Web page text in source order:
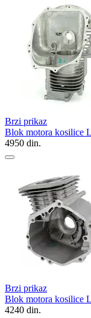
Brzi prikaz
Blok motora kosilice
4950 din.
Brzi prikaz
Blok motora kosilice
4240 din.